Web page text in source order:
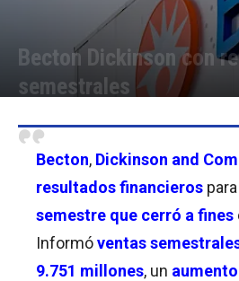
Becton Dickinson con
semestrales
Becton, Dickinson and
resultadosfinancieros
semestre que cerró a fines
Informóventas
9.751 millones, un aumento